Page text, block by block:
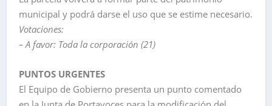
municipal y podrá darse el uso que se estime necesario.
Votaciones:
– A favor: Toda la corporación (21)
PUNTOS URGENTES
El Equipo de Gobierno presenta un punto comentado